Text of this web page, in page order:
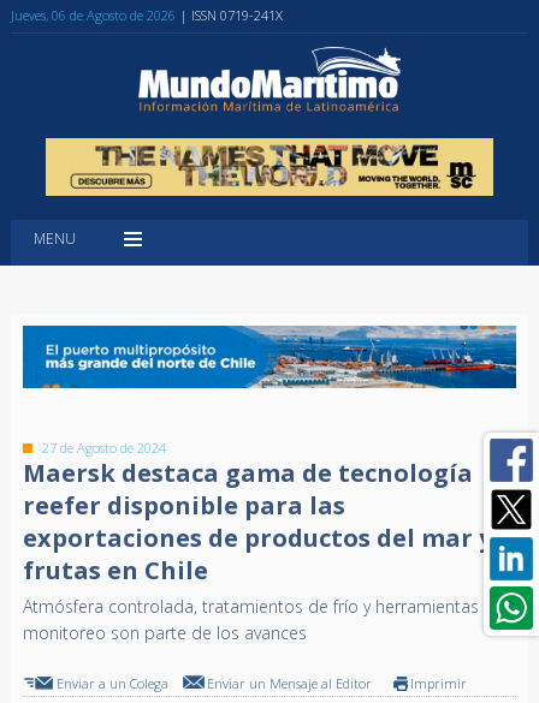
Jueves, 06 de Agosto de 2026 | ISSN 0719-241X
MENU
27 de Agosto de 2024
Maersk destaca gama de tecnología
reefer disponible para las
exportaciones de productos del mar y
frutas en Chile
Atmósfera controlada, tratamientos de frío y herramientas de
monitoreo son parte de los avances
Enviar a un Colega Enviar un Mensaje al Editor Imprimir